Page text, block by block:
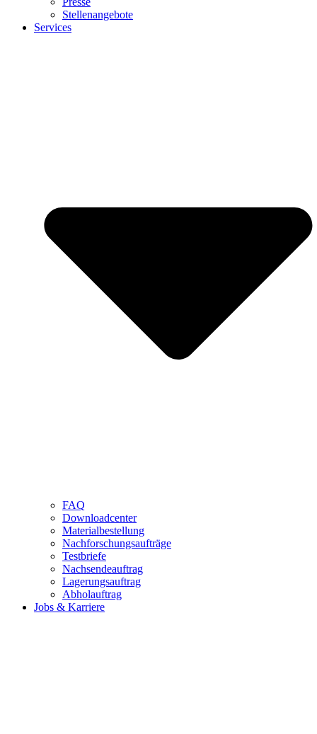
Stellenangebote
Services
FAQ
Downloadcenter
Materialbestellung
Nachforschungsaufträge
Testbriefe
Nachsendeauftrag
Lagerungsauftrag
Abholauftrag
Jobs & Karriere